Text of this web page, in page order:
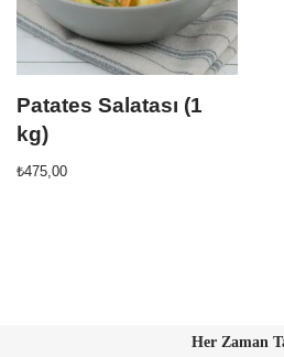
Patates Salatası (1
kg)
₺475,00
Her Zaman